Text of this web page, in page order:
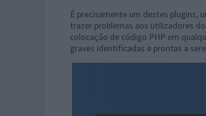
É precisamente um destes plugins,
trazer problemas aos utilizadores
colocação de código PHP em
graves identificadas e prontas a